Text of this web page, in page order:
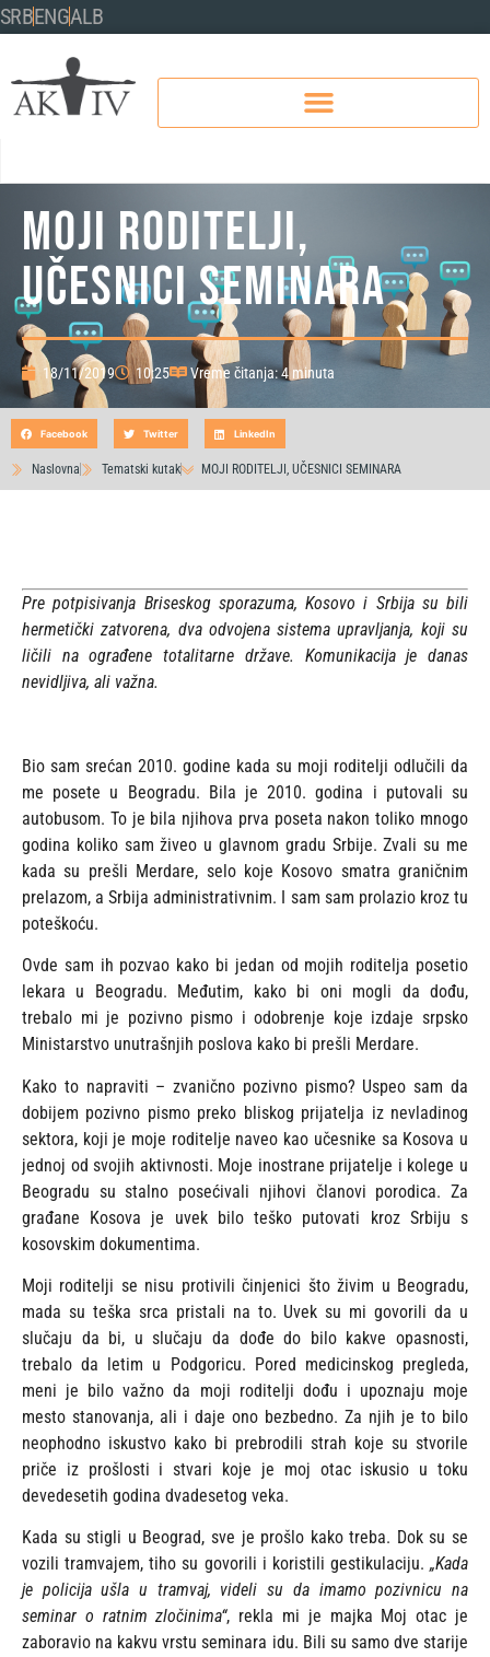
SRBENGALB
MOJI RODITELJI,
UČESNICI SEMINARA
18/11/2019 10:25 Vreme čitanja: 4 minuta
Naslovna Tematski kutak MOJI RODITELJI, UČESNICI SEMINARA
Facebook Twitter LinkedIn
Pre potpisivanja Briseskog sporazuma, Kosovo i Srbija su bili
hermetički zatvorena, dva odvojena sistema upravljanja, koji su
ličili na ograđene totalitarne države. Komunikacija je danas
nevidljiva, ali važna.
Bio sam srećan 2010. godine kada su moji roditelji odlučili da
me posete u Beogradu. Bila je 2010. godina i putovali su
autobusom. To je bila njihova prva poseta nakon toliko mnogo
godina koliko sam živeo u glavnom gradu Srbije. Zvali su me
kada su prešli Merdare, selo koje Kosovo smatra graničnim
prelazom, a Srbija administrativnim. I sam sam prolazio kroz tu
poteškoću.
Ovde sam ih pozvao kako bi jedan od mojih roditelja posetio
lekara u Beogradu. Međutim, kako bi oni mogli da dođu,
trebalo mi je pozivno pismo i odobrenje koje izdaje srpsko
Ministarstvo unutrašnjih poslova kako bi prešli Merdare.
Kako to napraviti – zvanično pozivno pismo? Uspeo sam da
dobijem pozivno pismo preko bliskog prijatelja iz nevladinog
sektora, koji je moje roditelje naveo kao učesnike sa Kosova u
jednoj od svojih aktivnosti. Moje inostrane prijatelje i kolege u
Beogradu su stalno posećivali njihovi članovi porodica. Za
građane Kosova je uvek bilo teško putovati kroz Srbiju s
kosovskim dokumentima.
Moji roditelji se nisu protivili činjenici što živim u Beogradu,
mada su teška srca pristali na to. Uvek su mi govorili da u
slučaju da bi, u slučaju da dođe do bilo kakve opasnosti,
trebalo da letim u Podgoricu. Pored medicinskog pregleda,
meni je bilo važno da moji roditelji dođu i upoznaju moje
mesto stanovanja, ali i daje ono bezbedno. Za njih je to bilo
neophodno iskustvo kako bi prebrodili strah koje su stvorile
priče iz prošlosti i stvari koje je moj otac iskusio u toku
devedesetih godina dvadesetog veka.
Kada su stigli u Beograd, sve je prošlo kako treba. Dok su se
vozili tramvajem, tiho su govorili i koristili gestikulaciju. „Kada
je policija ušla u tramvaj, videli su da imamo pozivnicu na
seminar o ratnim zločinima“, rekla mi je majka Moj otac je
zaboravio na kakvu vrstu seminara idu. Bili su samo dve starije